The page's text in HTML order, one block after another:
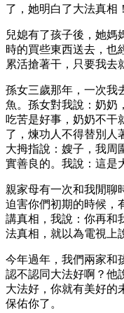
了，她明白了大法真相！
兒媳有了孩子後，她媽
時的買些東西送去，也
累活搶著干，只要我去
孫女三歲那年，一次我
魚。孫女對我說：奶奶
吃苦是好事，奶奶不干
了，煉功人不得替別人
大拇指說：嫂子，我周
實善良的。我說：這是
親家母有一次和我閒聊
迫害你們初期的時候，
講真相，我說：你再和
法真相，就以為電視上
今年過年，我們兩家和
認不認同大法好啊？他
大法好，你就有美好的
保佑你了。